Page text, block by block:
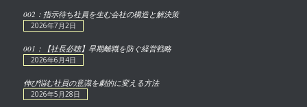
002：指示待ち社員を生む会社の構造と解決策
2026年7月2日
001：【社長必聴】早期離職を防ぐ経営戦略
2026年6月4日
伸び悩む社員の意識を劇的に変える方法
2026年5月28日